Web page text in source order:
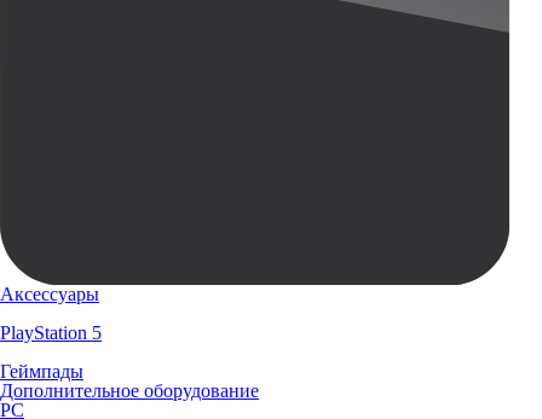
Аксессуары
PlayStation 5
Геймпады
Дополнительное оборудование
PC